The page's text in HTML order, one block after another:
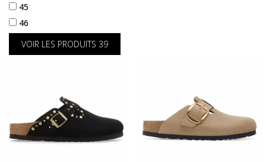
45
46
VOIR LES PRODUITS 39